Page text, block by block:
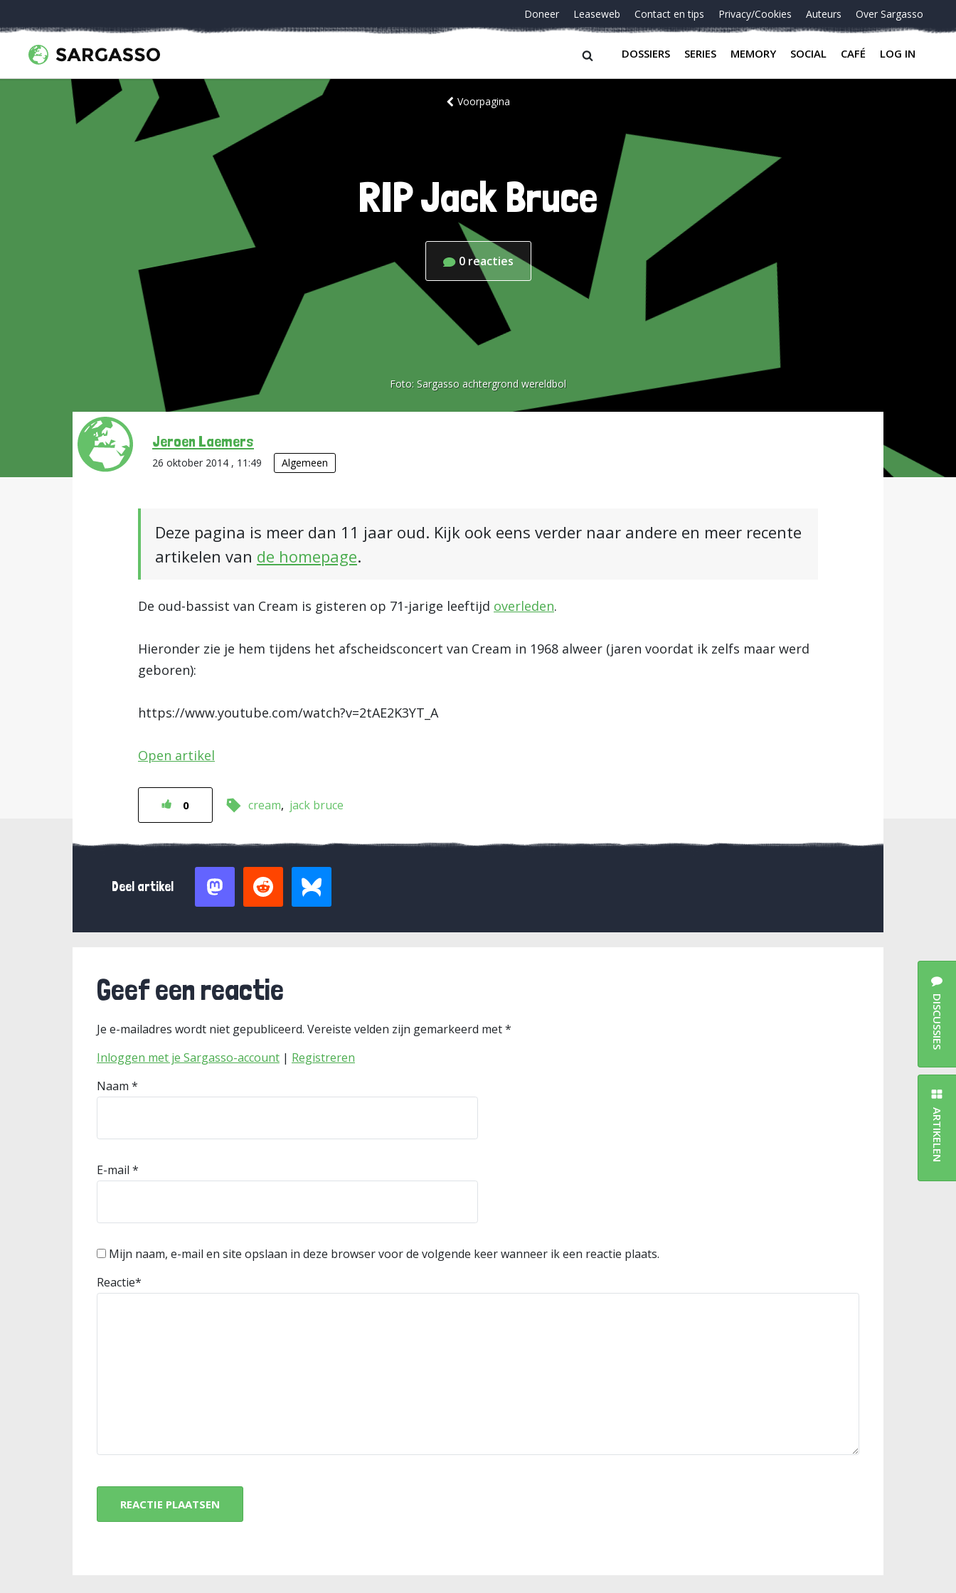
Doneer Leaseweb Contact en tips Privacy/Cookies Auteurs Over Sargasso
DOSSIERS SERIES MEMORY SOCIAL CAFÉ LOG IN
Voorpagina
RIP Jack Bruce
0 reacties
Foto: Sargasso achtergrond wereldbol
Jeroen Laemers
26 oktober 2014 , 11:49 Algemeen
Deze pagina is meer dan 11 jaar oud. Kijk ook eens verder naar andere en meer recente
artikelen van de homepage.
De oud-bassist van Cream is gisteren op 71-jarige leeftijd overleden.
Hieronder zie je hem tijdens het afscheidsconcert van Cream in 1968 alweer (jaren voordat ik zelfs maar werd
geboren):
https://www.youtube.com/watch?v=2tAE2K3YT_A
Open artikel
0 cream jack bruce
Deel artikel
Geef een reactie
Je e-mailadres wordt niet gepubliceerd. Vereiste velden zijn gemarkeerd met*
Inloggen met je Sargasso-account | Registreren
Naam *
E-mail *
Mijn naam, e-mail en site opslaan in deze browser voor de volgende keer wanneer ik een reactie plaats.
Reactie*
DISCUSSIES
ARTIKELEN